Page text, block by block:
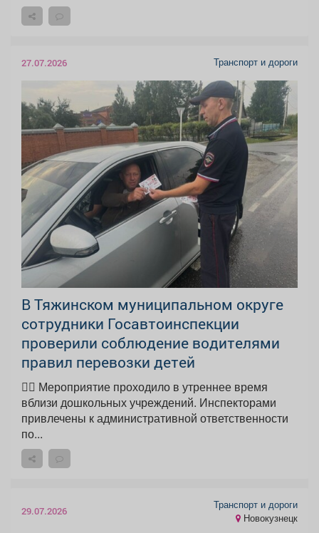
27.07.2026 Транспорт и дороги
В Тяжинском муниципальном округе
сотрудники Госавтоинспекции
проверили соблюдение водителями
правил перевозки детей
👮‍♂ Мероприятие проходило в утреннее время
вблизи дошкольных учреждений. Инспекторами
привлечены к административной ответственности
по...
29.07.2026
Транспорт и дороги
Новокузнецк